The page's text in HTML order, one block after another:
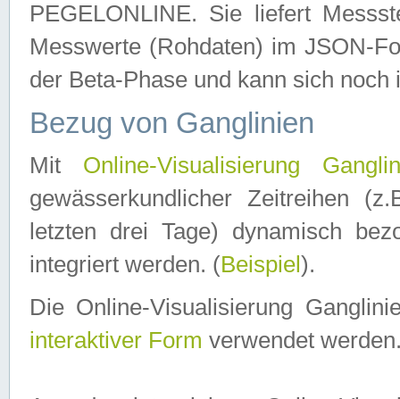
PEGELONLINE. Sie liefert
Messwerte (Rohdaten) im JSON-
der Beta-Phase und kann sich noch
Bezug von Ganglinien
Mit Online-Visualisierung
gewässerkundlicher Zeitreihen
letzten drei Tage) dynamisch
integriert werden. (Beispiel ).
Die Online-Visualisierung
interaktiver Form verwendet